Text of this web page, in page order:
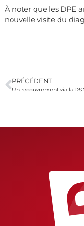
À noter que les DPE
nouvelle visite du
PRÉCÉDENT
Un recouvrement via la